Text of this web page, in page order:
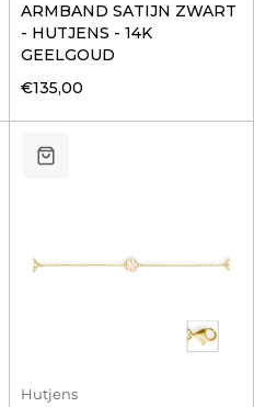
ARMBAND SATIJN ZWART
- HUTJENS - 14K
GEELGOUD
€135,00
Hutjens